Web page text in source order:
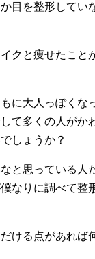
目を整形してい
クと痩せたこと
に大人っぽくな
て多くの人がか
しょうか？
と思っている人
なりに調べて整
ける点があれば